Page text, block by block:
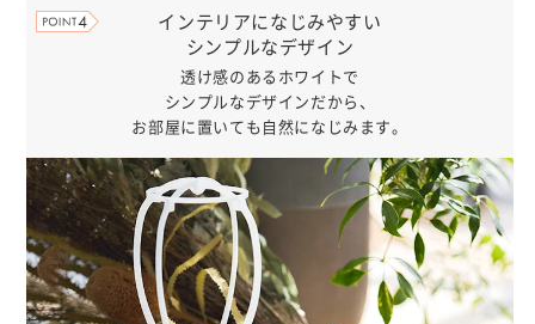
インテリアになじみやすい
シンプルなデザイン
透け感のあるホワイトで
シンプルなデザインだから、
お部屋に置いても自然になじみます。